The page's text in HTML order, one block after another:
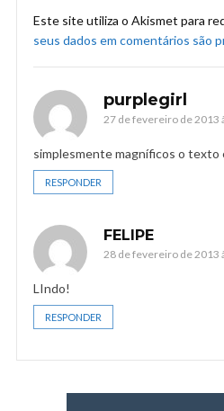
Este site utiliza o Akismet para
seus dados em comentários são
purplegirl
27 de fevereiro de 2013
simplesmente magníficos o texto
RESPONDER
FELIPE
28 de fevereiro de 2013
LIndo!
RESPONDER